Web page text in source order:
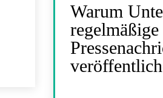
Warum
regelmäßige